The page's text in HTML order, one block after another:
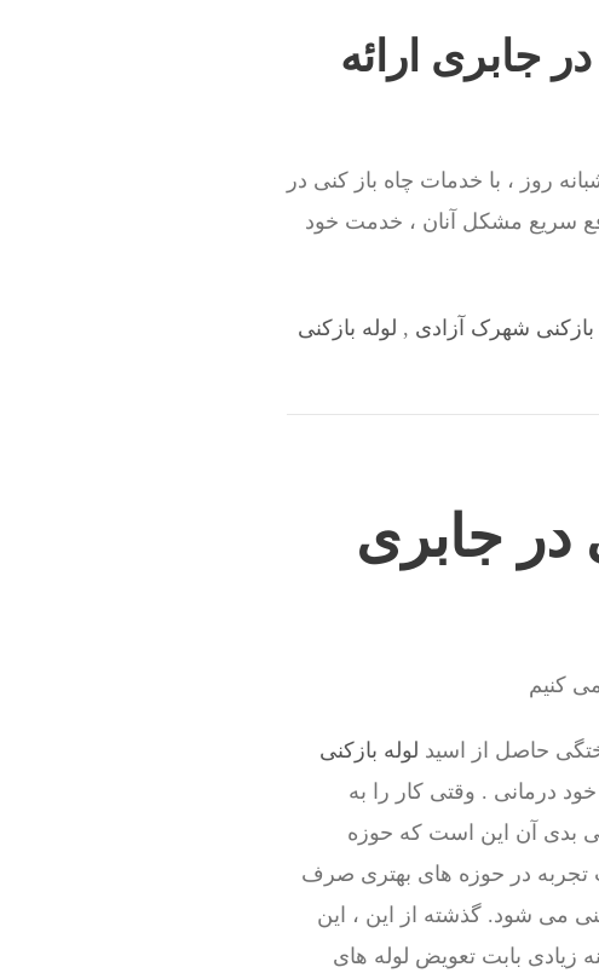
جابری ارائه
روز ، با خدمات چاه باز کنی در
سریع مشکل آنان ، خدمت خود
بازکنی شهرک آزادی , لوله بازکنی
در جابری
کنیم
حاصل از اسید لوله بازکنی
درمانی . وقتی کار را به
بدی آن این است که حوزه
تجربه در حوزه های بهتری صرف
می شود. گذشته از این ، این
زیادی بابت تعویض لوله های